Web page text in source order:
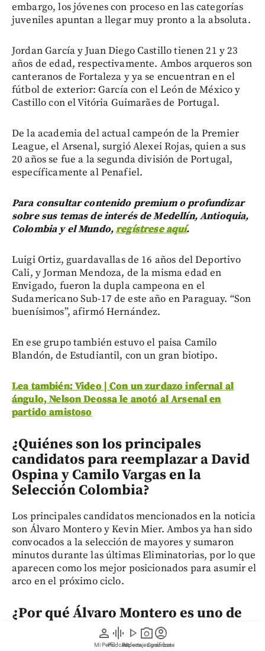
person
Mi Perfil
graphic_eq
Pódcast
play_arrow
Videos
photo_camera
Reportajes gráficos
account_circle
Suscríbete
embargo, los jóvenes con proceso en las categorías
juveniles apuntan a llegar muy pronto a la absoluta.
Jordan García y Juan Diego Castillo tienen 21 y 23
años de edad, respectivamente. Ambos arqueros son
canteranos de Fortaleza y ya se encuentran en el
fútbol de exterior: García con el León de México y
Castillo con el Vitória Guimarães de Portugal.
De la academia del actual campeón de la Premier
League, el Arsenal, surgió Alexei Rojas, quien a sus
20 años se fue a la segunda división de Portugal,
específicamente al Penafiel.
Para consultar contenido premium o profundizar
sobre sus temas de interés de Medellín, Antioquia,
Colombia y el Mundo,regístrese aquí.
Luigi Ortiz, guardavallas de 16 años del Deportivo
Cali, y Jorman Mendoza, de la misma edad en
Envigado, fueron la dupla campeona en el
Sudamericano Sub-17 de este año en Paraguay. “Son
buenísimos”, afirmó Hernández.
En ese grupo también estuvo el paisa Camilo
Blandón, de Estudiantil, con un gran biotipo.
Lea también: Video | Con un zurdazo infernal al
ángulo, Nelson Deossa le anotó al Arsenal en
partido amistoso
¿Quiénes son los principales
candidatos para reemplazar a David
Ospina y Camilo Vargas en la
Selección Colombia?
Los principales candidatos mencionados en la noticia
son Álvaro Montero y Kevin Mier. Ambos ya han sido
convocados a la selección de mayores y sumaron
minutos durante las últimas Eliminatorias, por lo que
aparecen como los mejor posicionados para asumir el
arco en el próximo ciclo.
¿Por qué Álvaro Montero es uno de
los favoritos para ser el próximo
arquero titular de Colombia?